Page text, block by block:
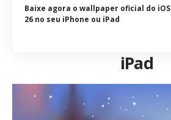
Baixe agora o wallpaper oficial do iOS
26 no seu iPhone ou iPad
iPad